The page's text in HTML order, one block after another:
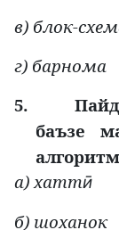
в) блок-
г) барнома
5.
баъзе
а) хаттӣ
б) шоханок